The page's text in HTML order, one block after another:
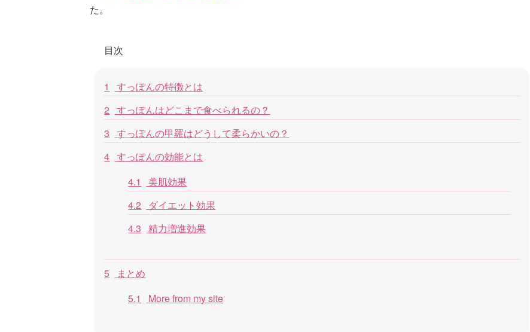
た。
目次
1
すっぽんの特徴とは
2 すっぽんはどこまで食べられるの？
3 すっぽんの甲羅はどうして柔らかいの？
4 すっぽんの効能とは
4.1
美肌効果
4.2
ダイエット効果
4.3 精力増進効果
5
まとめ
5.1
More from my site